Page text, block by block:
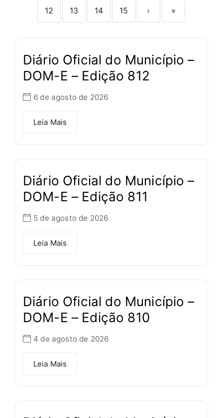
12 13 14 15 › »
Diário Oficial do Município –
DOM-E – Edição 812
6 de agosto de 2026
Leia Mais
Diário Oficial do Município –
DOM-E – Edição 811
5 de agosto de 2026
Leia Mais
Diário Oficial do Município –
DOM-E – Edição 810
4 de agosto de 2026
Leia Mais